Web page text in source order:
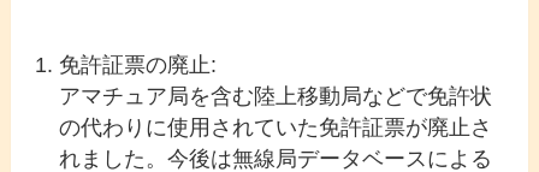
免許証票の廃止:
アマチュア局を含む陸上移動局などで免許状
の代わりに使用されていた免許証票が廃止さ
れました。今後は無線局データベースによる